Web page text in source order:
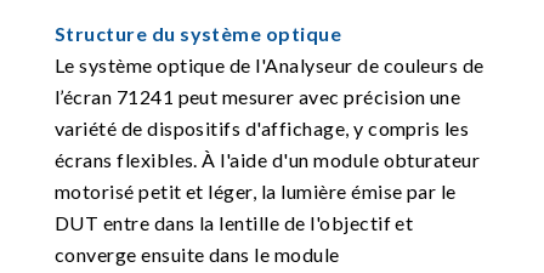
Structure du système optique
Le système optique de l'Analyseur de couleurs de
l’écran 71241 peut mesurer avec précision une
variété de dispositifs d'affichage, y compris les
écrans flexibles. À l'aide d'un module obturateur
motorisé petit et léger, la lumière émise par le
DUT entre dans la lentille de l'objectif et
converge ensuite dans le module